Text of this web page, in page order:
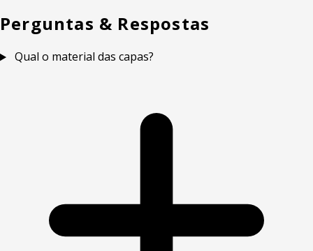
Perguntas & Respostas
Qual o material das capas?